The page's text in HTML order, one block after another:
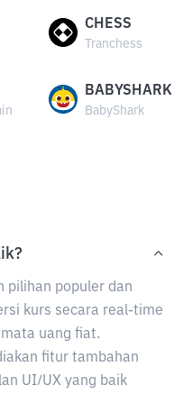
CHESS
Tranchess
BABYSHARK
BabyShark
pilihan populer dan
kurs secara real-time
uang fiat.
fitur tambahan
UI/UX yang baik